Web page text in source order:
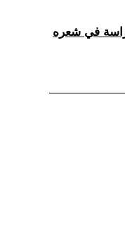
في شعره